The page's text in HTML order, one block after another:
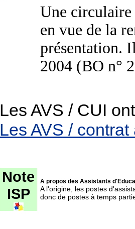
Une circulaire
en vue de la
présentation.
2004 (BO n°
Les AVS / CUI
Les AVS / contrat
Note
ISP
A propos des Assistants
A l'origine, les postes
donc de postes à temps